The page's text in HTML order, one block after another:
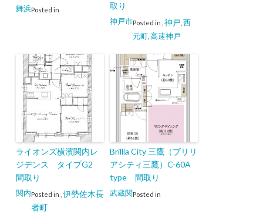
Posted in
舞浜
取り
Posted in
神戸市 神戸 西
元町 高速神戸
ライオンズ横濱関内レ
ジデンス タイプG2
間取り
Posted in
関内
伊勢佐木長
者町
Brillia City 三鷹（ブリリ
アシティ三鷹）C-60A
type 間取り
Posted in
武蔵関